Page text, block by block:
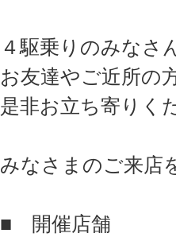
４駆乗りのみなさ
お友達やご近所の
是非お立ち寄りく
みなさまのご来店
■ 開催店舗